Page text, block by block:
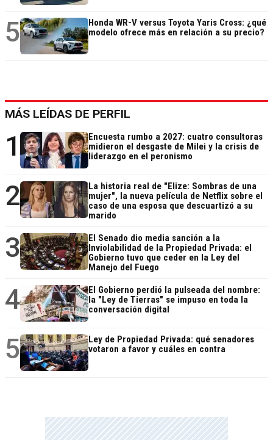
5
Honda WR-V versus Toyota Yaris Cross: ¿qué
modelo ofrece más en relación a su precio?
MÁS LEÍDAS DE PERFIL
1
Encuesta rumbo a 2027: cuatro consultoras
midieron el desgaste de Milei y la crisis de
liderazgo en el peronismo
2
La historia real de "Elize: Sombras de una
mujer", la nueva película de Netflix sobre el
caso de una esposa que descuartizó a su
marido
3
El Senado dio media sanción a la
Inviolabilidad de la Propiedad Privada: el
Gobierno tuvo que ceder en la Ley del
Manejo del Fuego
4
El Gobierno perdió la pulseada del nombre:
la "Ley de Tierras" se impuso en toda la
conversación digital
5
Ley de Propiedad Privada: qué senadores
votaron a favor y cuáles en contra